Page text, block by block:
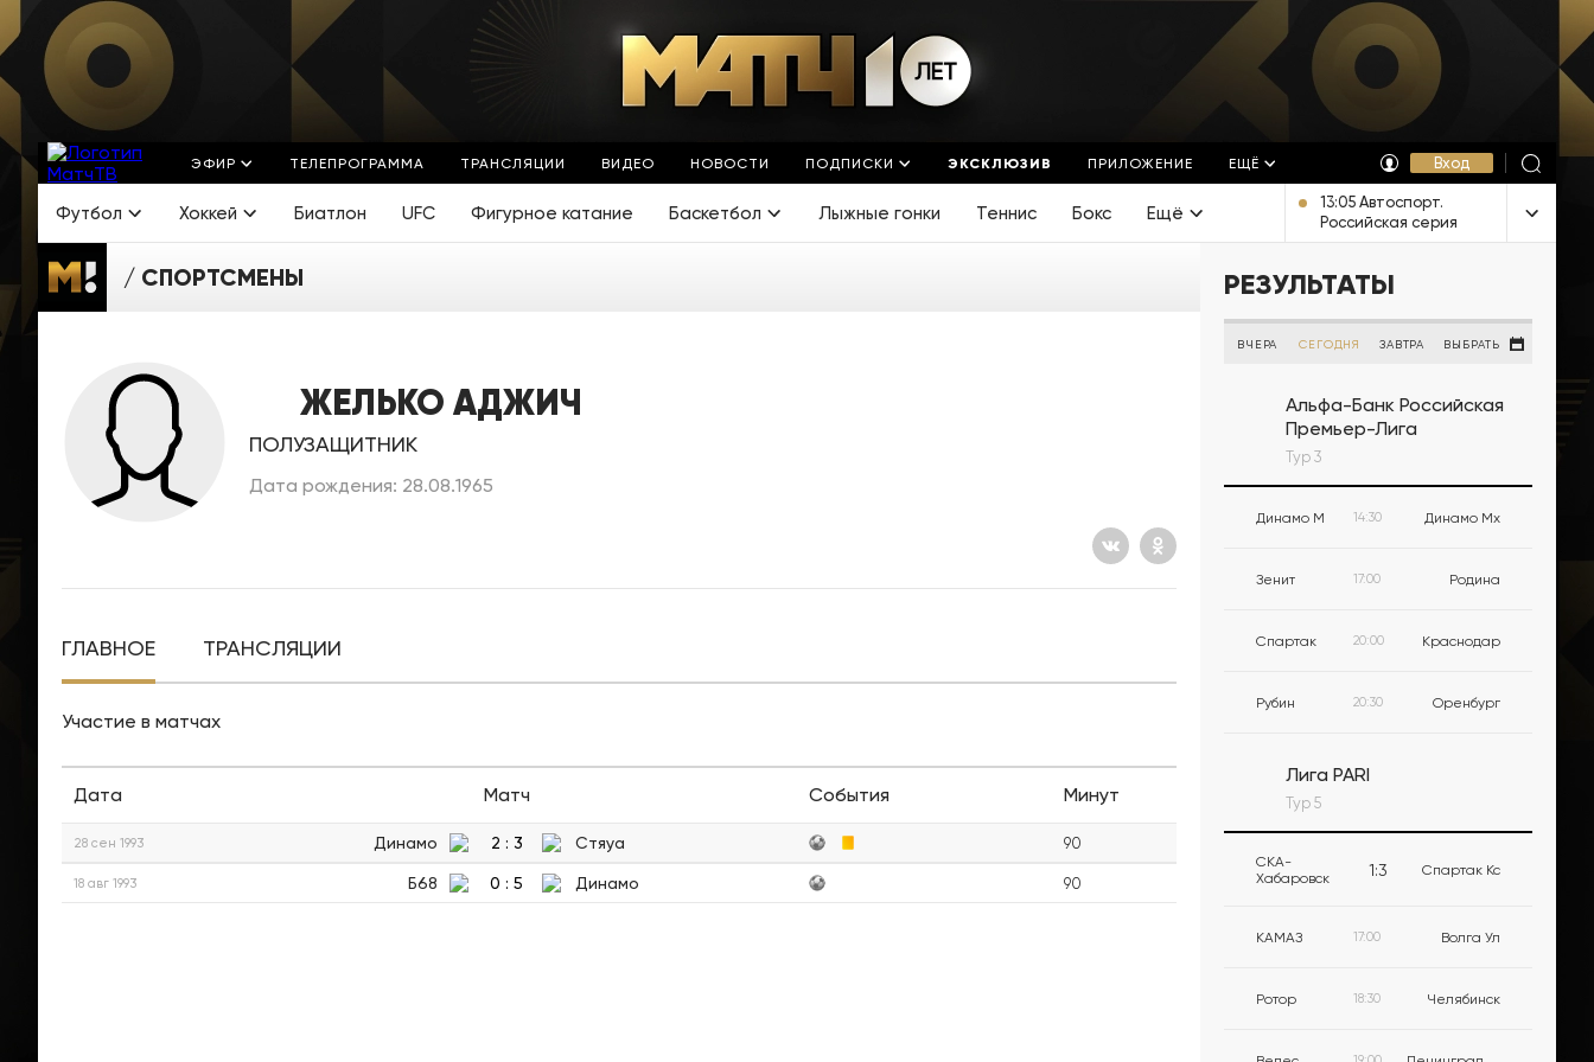
ЭФИР ТЕЛЕПРОГРАММА ТРАНСЛЯЦИИ ВИДЕО НОВОСТИ ПОДПИСКИ ЭКСКЛЮЗИВ ПРИЛОЖЕНИЕ ЕЩЁ Вход
Футбол Хоккей Биатлон UFC Фигурное катание Баскетбол Лыжные гонки Теннис Бокс Ещё
13:05 Автоспорт.
Российская серия
кольцевых гонок.
Прямая трансляция из
области
СПОРТСМЕНЫ
ЖЕЛЬКО АДЖИЧ
ПОЛУЗАЩИТНИК
Дата рождения: 28.08.1965
ГЛАВНОЕ ТРАНСЛЯЦИИ
Участие в матчах
Дата Матч События Минут
28 сен 1993 Динамо 2 : 3 Стяуа 90
18 авг 1993 Б68 0 : 5 Динамо 90
РЕЗУЛЬТАТЫ
ВЧЕРА СЕГОДНЯ ЗАВТРА ВЫБРАТЬ
Альфа-Банк Российская
Премьер-Лига
Тур 3
Динамо М 14:30 Динамо Мх
Зенит 17:00 Родина
Спартак 20:00 Краснодар
Рубин 20:30 Оренбург
Лига PARI
Тур 5
СКА-
Хабаровск
1:3 Спартак Кс
КАМАЗ 17:00 Волга Ул
Ротор 18:30 Челябинск